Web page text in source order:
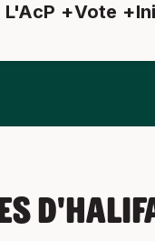
L'AcP Vote